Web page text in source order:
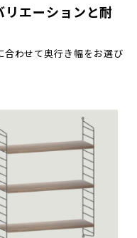
リエーションと耐
合わせて奥行き幅をお選び